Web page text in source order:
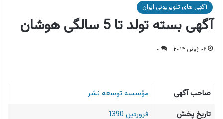
آگهی های تلویزیونی ایران
آگهی بسته تولد تا 5 سالگی هوشان
۰۶ ژوئن ۲۰۱۴ ۰
صاحب آگهی
مؤسسه توسعه نشر
تاریخ پخش
فروردین 1390